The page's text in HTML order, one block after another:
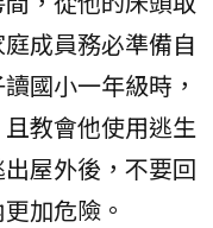
成員務必準備自
國小一年級時，
教會他使用逃生
屋外後，不要回
加危險。